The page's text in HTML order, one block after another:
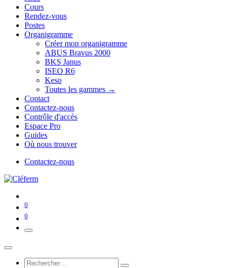
Cours
Rendez-vous
Postes
Organigramme
Créer mon organigramme
ABUS Bravus 2000
BKS Janus
ISEO R6
Keso
Toutes les gammes →
Contact
Contactez-nous
Contrôle d'accès
Espace Pro
Guides
Où nous trouver
Contactez-nous
0
0